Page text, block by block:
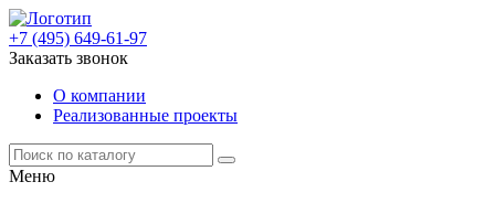
+7 (495) 649-61-97
Заказать звонок
О компании
Реализованные проекты
Меню